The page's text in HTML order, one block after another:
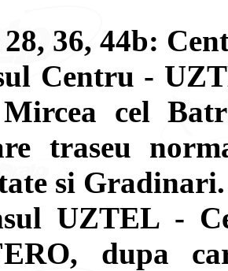
28, 36, 44b:
Centru -
Mircea cel
traseu
si Gradinari.
UZTEL -
dupa